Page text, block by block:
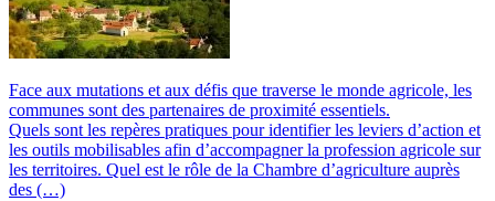
Face aux mutations et aux défis que traverse le monde agricole, les
communes sont des partenaires de proximité essentiels.
Quels sont les repères pratiques pour identifier les leviers d’action et
les outils mobilisables afin d’accompagner la profession agricole sur
les territoires. Quel est le rôle de la Chambre d’agriculture auprès
des (…)